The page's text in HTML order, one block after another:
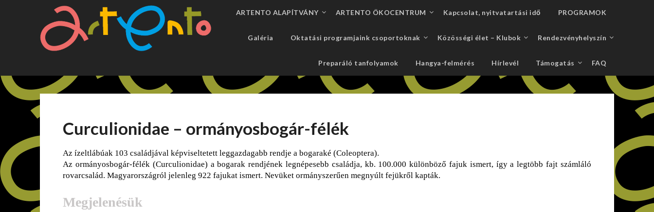
ARTENTO ALAPÍTVÁNY ARTENTO ÖKOCENTRUM Kapcsolat, nyitvatartási idő PROGRAMOK
Galéria Oktatási programjaink csoportoknak Közösségi élet – Klubok Rendezvényhelyszín
Preparáló tanfolyamok Hangya-felmérés Hírlevél Támogatás FAQ
Curculionidae – ormányosbogár-félék
Az ízeltlábúak 103 családjával képviseltetett leggazdagabb rendje a bogaraké (Coleoptera).
Az ormányosbogár-félék (Curculionidae) a bogarak rendjének legnépesebb családja, kb. 100.000 különböző fajuk ismert, így a legtöbb fajt számláló
rovarcsalád. Magyarországról jelenleg 922 fajukat ismert. Nevüket ormányszerűen megnyúlt fejükről kapták.
Megjelenésük